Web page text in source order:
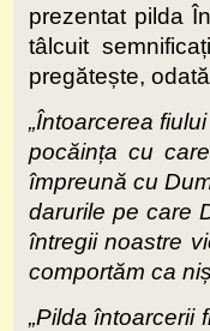
prezentat pilda
tâlcuit
pregătește,
„Întoarcerea
pocăința cu
împreună cu
darurile pe care
întregii noastre
comportăm ca
„Pilda întoarcerii